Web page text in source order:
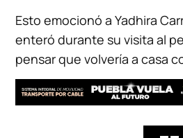
Esto emocionó a Yadhira
enteró durante su visita al
pensar que volvería a casa